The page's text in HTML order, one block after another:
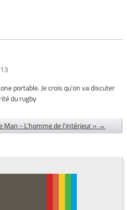
portable. Je crois qu'on va discuter
du rugby
Man - L'homme de l'intérieur » →